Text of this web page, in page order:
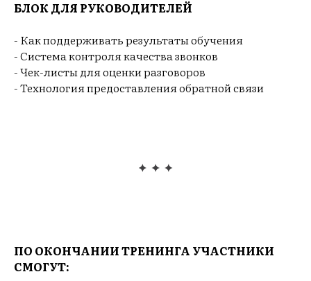
БЛОК ДЛЯ РУКОВОДИТЕЛЕЙ
- Как поддерживать результаты обучения
- Система контроля качества звонков
- Чек-листы для оценки разговоров
- Технология предоставления обратной связи
ПО ОКОНЧАНИИ ТРЕНИНГА УЧАСТНИКИ
СМОГУТ: